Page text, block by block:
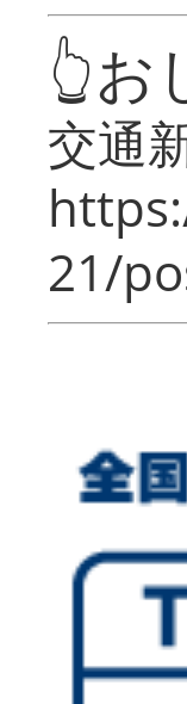
👆
交通
21/